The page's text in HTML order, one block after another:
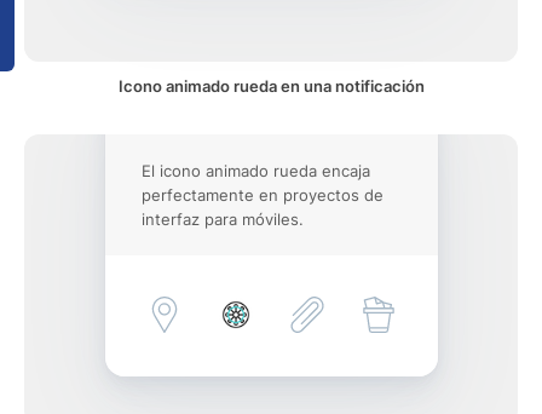
Icono animado rueda en una notificación
El icono animado rueda encaja
perfectamente en proyectos de
interfaz para móviles.